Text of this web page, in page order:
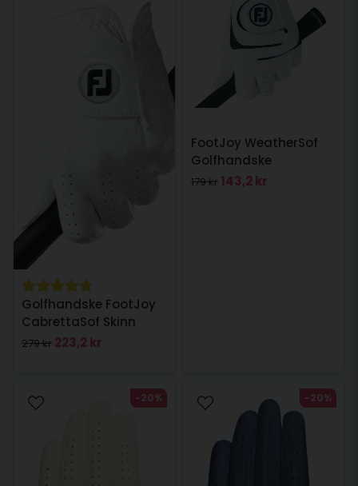
Golfhandske FootJoy
CabrettaSof Skinn
Vänsterhand Dam
279 kr 223,2 kr
FootJoy WeatherSof
Golfhandske
Vänsterhand Dam
179 kr 143,2 kr
-20% -20%